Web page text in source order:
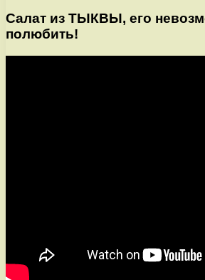
Салат из ТЫКВЫ, его
полюбить!